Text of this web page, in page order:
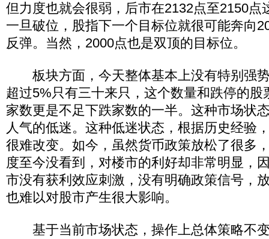
但力度也就会很弱，后市在2132点至2150点
一旦破位，股指下一个目标位就很可能奔向
反弹。当然，2000点也是双顶的目标位。
板块方面，今天整体基本上没有特别强
超过5%只有三十来只，这个数量和跌停的股
家数更是不足下跌家数的一半。这种市场状
人气的低迷。这种低迷状态，根据历史经验
很难改变。如今，虽然货币政策放松了很多
度至今没看到，对楼市的利好却非常明显，
市没有获利效应刺激，没有明确政策信号，
也难以对股市产生很大影响。
基于当前市场状态，操作上总体策略不